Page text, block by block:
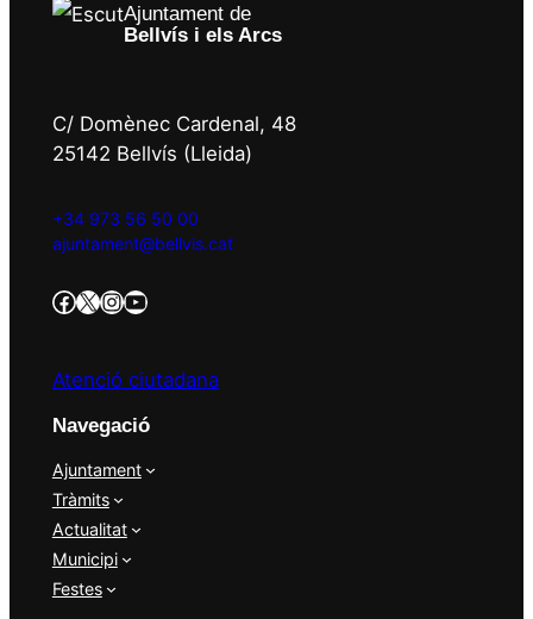
Ajuntament de
Bellvís i els Arcs
C/ Domènec Cardenal, 48
25142 Bellvís (Lleida)
+34 973 56 50 00
ajuntament@bellvis.cat
https://www.facebook.com/AjBellvisArcs/?locale=es_ES Twitter/X InstagramYouTube
Atenció ciutadana
Navegació
Ajuntament
Tràmits
Actualitat
Municipi
Festes